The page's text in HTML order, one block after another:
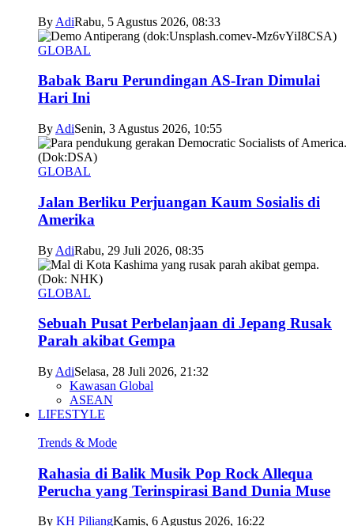
By AdiRabu, 5 Agustus 2026, 08:33
GLOBAL
Babak Baru Perundingan AS-Iran Dimulai
Hari Ini
By AdiSenin, 3 Agustus 2026, 10:55
GLOBAL
Jalan Berliku Perjuangan Kaum Sosialis di
Amerika
By AdiRabu, 29 Juli 2026, 08:35
GLOBAL
Sebuah Pusat Perbelanjaan di Jepang Rusak
Parah akibat Gempa
By AdiSelasa, 28 Juli 2026, 21:32
Kawasan Global
ASEAN
LIFESTYLE
Trends & Mode
Rahasia di Balik Musik Pop Rock Allequa
Perucha yang Terinspirasi Band Dunia Muse
By KH PiliangKamis, 6 Agustus 2026, 16:22